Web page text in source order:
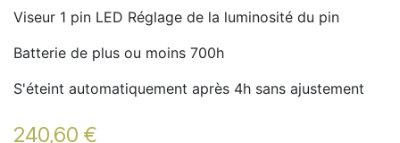
Viseur 1 pin LED Réglage de la luminosité du pin
Batterie de plus ou moins 700h
S'éteint automatiquement après 4h sans ajustement
240,60 €